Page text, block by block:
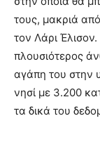
τους, μακριά
τον Λάρι
πλουσιότερος
αγάπη του στην
νησί με 3.200
τα δικά του